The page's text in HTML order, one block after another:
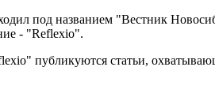
под названием "Вестник
- "Reflexio".
публикуются статьи,